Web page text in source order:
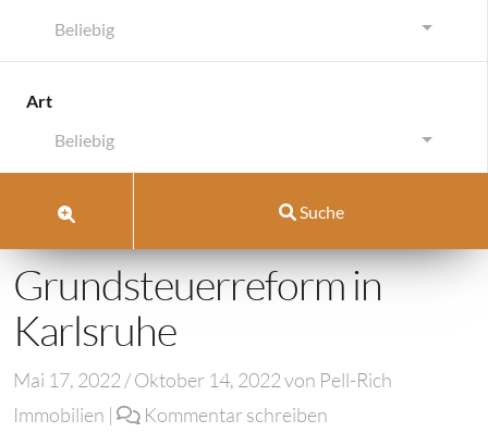
Beliebig
Art
Beliebig
Suche
Gesetzgebung Immobilienmarkt
Gesetzgebung
Immobilienmarkt Karlsruhe
Wissenswertes Rund Um Die Immobilie
Grundsteuerreform in
Karlsruhe
Mai 17, 2022 /Oktober 14, 2022von Pell-Rich
Immobilien | Kommentar schreiben